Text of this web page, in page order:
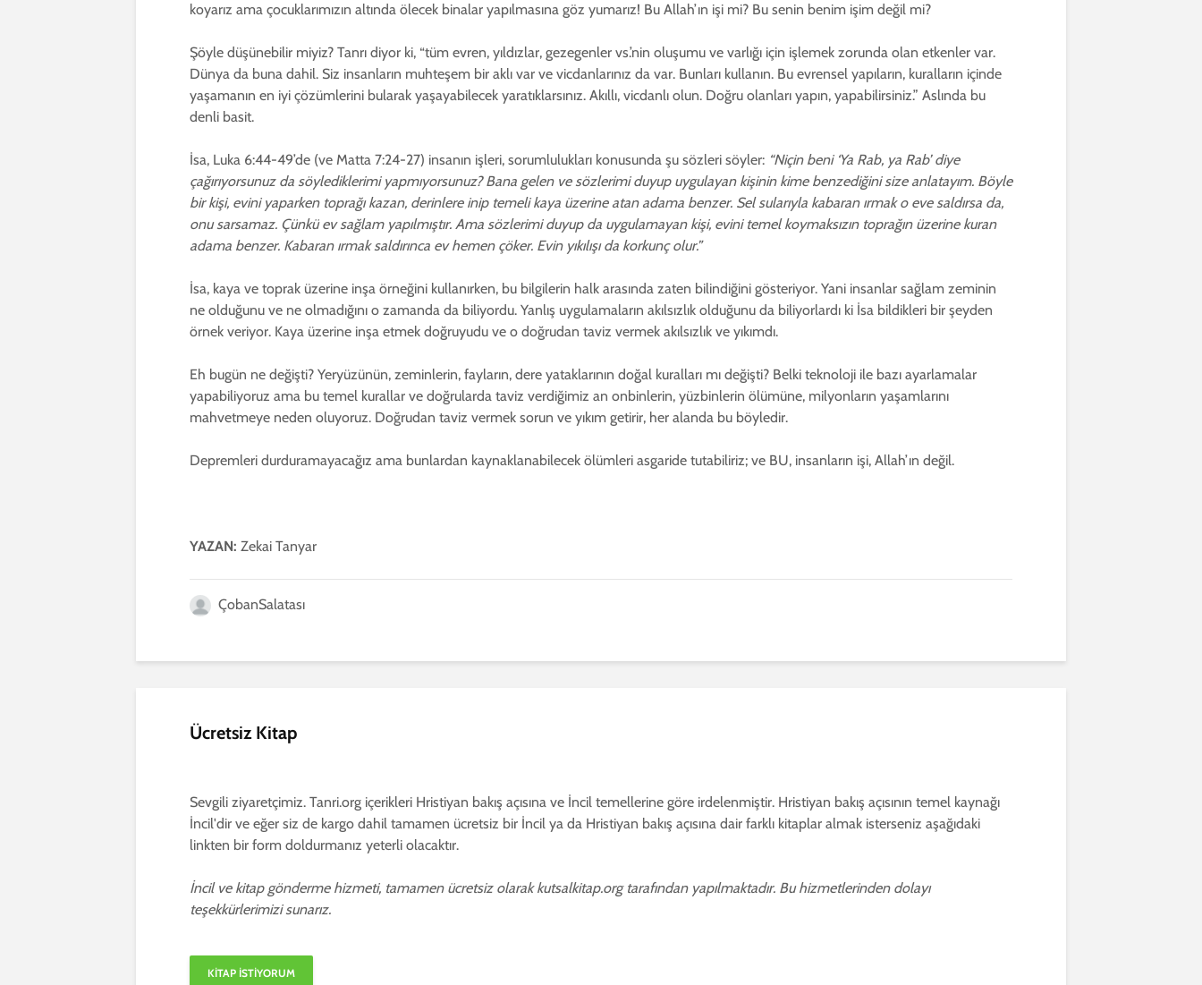
koyarız ama çocuklarımızın altında ölecek binalar yapılmasına göz yumarız! Bu Allah’ın işi mi? Bu senin benim işim değil mi?
Şöyle düşünebilir miyiz? Tanrı diyor ki, “tüm evren, yıldızlar, gezegenler vs.’nin oluşumu ve varlığı için işlemek zorunda olan etkenler var.
Dünya da buna dahil. Siz insanların muhteşem bir aklı var ve vicdanlarınız da var. Bunları kullanın. Bu evrensel yapıların, kuralların içinde
yaşamanın en iyi çözümlerini bularak yaşayabilecek yaratıklarsınız. Akıllı, vicdanlı olun. Doğru olanları yapın, yapabilirsiniz.” Aslında bu
denli basit.
İsa, Luka 6:44-49’de (ve Matta 7:24-27) insanın işleri, sorumlulukları konusunda şu sözleri söyler: “Niçin beni ‘Ya Rab, ya Rab’ diye
çağırıyorsunuz da söylediklerimi yapmıyorsunuz? Bana gelen ve sözlerimi duyup uygulayan kişinin kime benzediğini size anlatayım. Böyle
bir kişi, evini yaparken toprağı kazan, derinlere inip temeli kaya üzerine atan adama benzer. Sel sularıyla kabaran ırmak o eve saldırsa da,
onu sarsamaz. Çünkü ev sağlam yapılmıştır. Ama sözlerimi duyup da uygulamayan kişi, evini temel koymaksızın toprağın üzerine kuran
adama benzer. Kabaran ırmak saldırınca ev hemen çöker. Evin yıkılışı da korkunç olur.”
İsa, kaya ve toprak üzerine inşa örneğini kullanırken, bu bilgilerin halk arasında zaten bilindiğini gösteriyor. Yani insanlar sağlam zeminin
ne olduğunu ve ne olmadığını o zamanda da biliyordu. Yanlış uygulamaların akılsızlık olduğunu da biliyorlardı ki İsa bildikleri bir şeyden
örnek veriyor. Kaya üzerine inşa etmek doğruyudu ve o doğrudan taviz vermek akılsızlık ve yıkımdı.
Eh bugün ne değişti? Yeryüzünün, zeminlerin, fayların, dere yataklarının doğal kuralları mı değişti? Belki teknoloji ile bazı ayarlamalar
yapabiliyoruz ama bu temel kurallar ve doğrularda taviz verdiğimiz an onbinlerin, yüzbinlerin ölümüne, milyonların yaşamlarını
mahvetmeye neden oluyoruz. Doğrudan taviz vermek sorun ve yıkım getirir, her alanda bu böyledir.
Depremleri durduramayacağız ama bunlardan kaynaklanabilecek ölümleri asgaride tutabiliriz; ve BU, insanların işi, Allah’ın değil.
YAZAN: Zekai Tanyar
ÇobanSalatası
Ücretsiz Kitap
Sevgili ziyaretçimiz. Tanri.org içerikleri Hristiyan bakış açısına ve İncil temellerine göre irdelenmiştir. Hristiyan bakış açısının temel kaynağı
İncil'dir ve eğer siz de kargo dahil tamamen ücretsiz bir İncil ya da Hristiyan bakış açısına dair farklı kitaplar almak isterseniz aşağıdaki
linkten bir form doldurmanız yeterli olacaktır.
İncil ve kitap gönderme hizmeti, tamamen ücretsiz olarak kutsalkitap.org tarafından yapılmaktadır. Bu hizmetlerinden dolayı
teşekkürlerimizi sunarız.